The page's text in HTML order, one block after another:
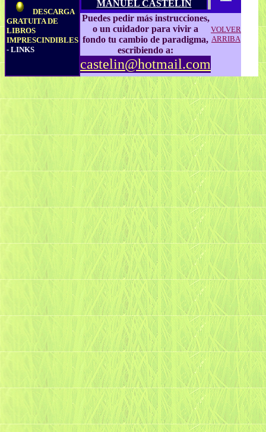
DESCARGA
GRATUITA DE
LIBROS
IMPRESCINDIBLES
- LINKS
MANUEL CASTELIN
Puedes pedir más instrucciones,
o un cuidador para vivir a
fondo tu cambio de paradigma,
escribiendo a:
VOLVER
ARRIBA
castelin@hotmail.com